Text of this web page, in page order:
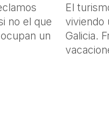
miércoles 12 de
uno de los
no el que
un
El
viviendo
Galicia.